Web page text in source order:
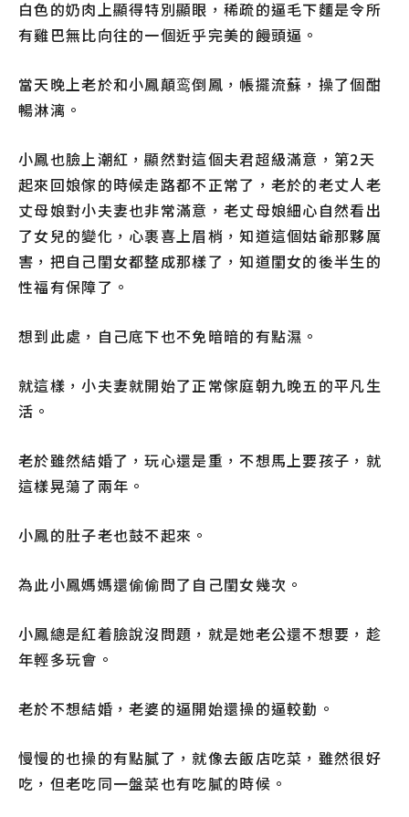
白色的奶肉上顯得特別顯眼，稀疏的逼毛下麵是令所
有雞巴無比向往的一個近乎完美的饅頭逼。
當天晚上老於和小鳳顛鸾倒鳳，帳擺流蘇，操了個酣
暢淋漓。
小鳳也臉上潮紅，顯然對這個夫君超級滿意，第2天
起來回娘傢的時候走路都不正常了，老於的老丈人老
丈母娘對小夫妻也非常滿意，老丈母娘細心自然看出
了女兒的變化，心裹喜上眉梢，知道這個姑爺那夥厲
害，把自己閨女都整成那樣了，知道閨女的後半生的
性福有保障了。
想到此處，自己底下也不免暗暗的有點濕。
就這樣，小夫妻就開始了正常傢庭朝九晚五的平凡生
活。
老於雖然結婚了，玩心還是重，不想馬上要孩子，就
這樣晃蕩了兩年。
小鳳的肚子老也鼓不起來。
為此小鳳媽媽還偷偷問了自己閨女幾次。
小鳳總是紅着臉說沒問題，就是她老公還不想要，趁
年輕多玩會。
老於不想結婚，老婆的逼開始還操的逼較勤。
慢慢的也操的有點膩了，就像去飯店吃菜，雖然很好
吃，但老吃同一盤菜也有吃膩的時候。